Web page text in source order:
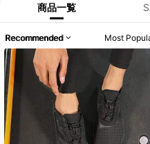
商品一覧
Recommended Most